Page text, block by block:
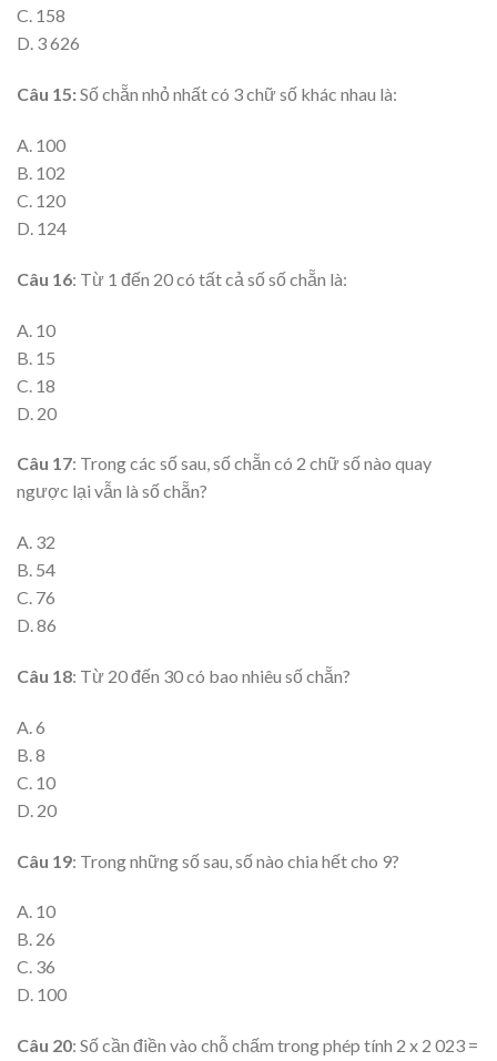
C. 158
D. 3 626
Câu 15:Số chẵn nhỏ nhất có 3 chữ số khác nhau là:
A. 100
B. 102
C. 120
D. 124
Câu 16: Từ 1 đến 20 có tất cả số số chẵn là:
A. 10
B. 15
C. 18
D. 20
Câu 17: Trong các số sau, số chẵn có 2 chữ số nào quay
ngược lại vẫn là số chẵn?
A. 32
B. 54
C. 76
D. 86
Câu 18: Từ 20 đến 30 có bao nhiêu số chẵn?
A. 6
B. 8
C. 10
D. 20
Câu 19: Trong những số sau, số nào chia hết cho 9?
A. 10
B. 26
C. 36
D. 100
Câu 20: Số cần điền vào chỗ chấm trong phép tính 2 x 2 023 =